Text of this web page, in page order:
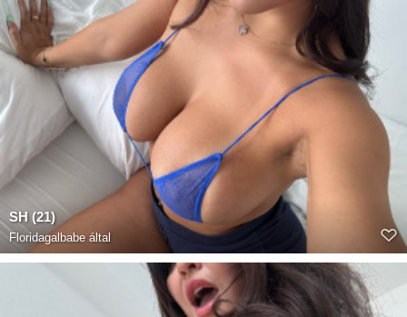
SH (21)
Floridagalbabeáltal